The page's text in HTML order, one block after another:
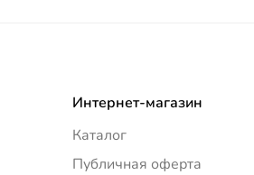
Интернет-магазин
Каталог
Публичная оферта